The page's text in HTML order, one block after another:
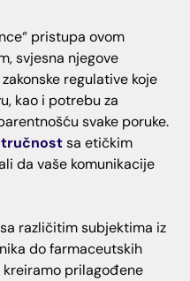
pristupa ovom
svjesna njegove
regulative koje
kao i potrebu za
svake poruke.
sa etičkim
da vaše komunikacije
različitim subjektima iz
do farmaceutskih
kreiramo prilagođene